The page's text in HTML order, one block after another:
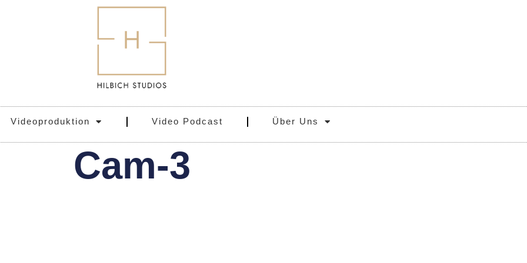
Videoproduktion Video Podcast Über Uns
Cam-3